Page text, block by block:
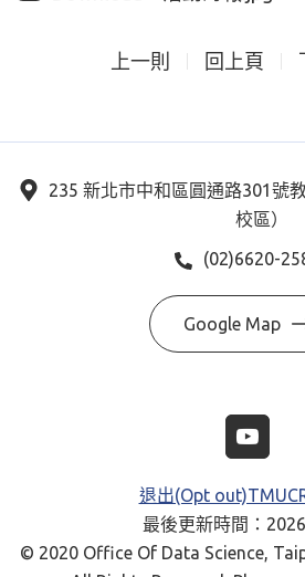
上一則 回上頁
235 新北市中和區圓通路301號
校區）
(02)6620-
Google Map
退出(Opt
最後更新時間：
© 2020 Office Of Data Science,